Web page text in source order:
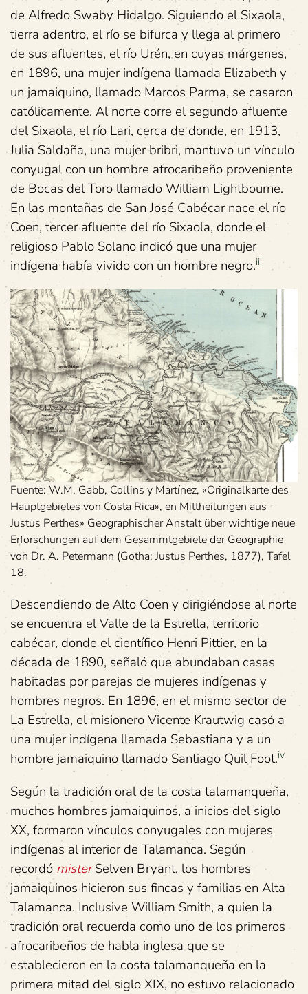
de Alfredo Swaby Hidalgo. Siguiendo el Sixaola,
tierra adentro, el río se bifurca y llega al primero
de sus afluentes, el río Urén, en cuyas márgenes,
en 1896, una mujer indígena llamada Elizabeth y
un jamaiquino, llamado Marcos Parma, se casaron
católicamente. Al norte corre el segundo afluente
del Sixaola, el río Lari, cerca de donde, en 1913,
Julia Saldaña, una mujer bribri, mantuvo un vínculo
conyugal con un hombre afrocaribeño proveniente
de Bocas del Toro llamado William Lightbourne.
En las montañas de San José Cabécar nace el río
Coen, tercer afluente del río Sixaola, donde el
religioso Pablo Solano indicó que una mujer
indígena había vivido con un hombre negro.iii
Fuente: W.M. Gabb, Collins y Martínez, «Originalkarte des
Hauptgebietes von Costa Rica», en Mittheilungen aus
Justus Perthes» Geographischer Anstalt über wichtige neue
Erforschungen auf dem Gesammtgebiete der Geographie
von Dr. A. Petermann (Gotha: Justus Perthes, 1877), Tafel
18.
Descendiendo de Alto Coen y dirigiéndose al norte
se encuentra el Valle de la Estrella, territorio
cabécar, donde el científico Henri Pittier, en la
década de 1890, señaló que abundaban casas
habitadas por parejas de mujeres indígenas y
hombres negros. En 1896, en el mismo sector de
La Estrella, el misionero Vicente Krautwig casó a
una mujer indígena llamada Sebastiana y a un
hombre jamaiquino llamado Santiago Quil Foot.iv
Según la tradición oral de la costa talamanqueña,
muchos hombres jamaiquinos, a inicios del siglo
XX, formaron vínculos conyugales con mujeres
indígenas al interior de Talamanca. Según
recordó misterSelven Bryant, los hombres
jamaiquinos hicieron sus fincas y familias en Alta
Talamanca. Inclusive William Smith, a quien la
tradición oral recuerda como uno de los primeros
afrocaribeños de habla inglesa que se
establecieron en la costa talamanqueña en la
primera mitad del siglo XIX, no estuvo relacionado